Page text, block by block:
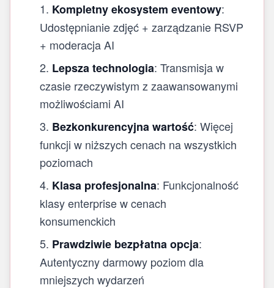
Kompletny ekosystem eventowy:
Udostępnianie zdjęć + zarządzanie RSVP
+ moderacja AI
Lepsza technologia: Transmisja w
czasie rzeczywistym z zaawansowanymi
możliwościami AI
Bezkonkurencyjna wartość: Więcej
funkcji w niższych cenach na wszystkich
poziomach
Klasa profesjonalna: Funkcjonalność
klasy enterprise w cenach
konsumenckich
Prawdziwie bezpłatna opcja:
Autentyczny darmowy poziom dla
mniejszych wydarzeń